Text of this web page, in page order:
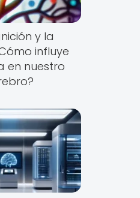
y la
influye
en nuestro